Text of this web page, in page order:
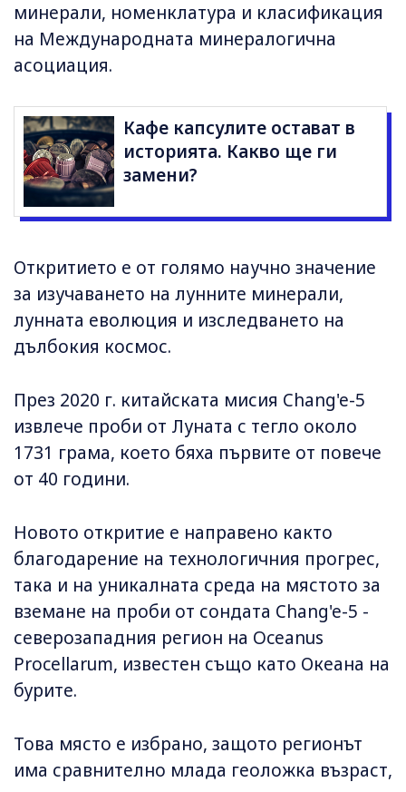
минерали, номенклатура и класификация
на Международната минералогична
асоциация.
Кафе капсулите остават в
историята. Какво ще ги
замени?
Откритието е от голямо научно значение
за изучаването на лунните минерали,
лунната еволюция и изследването на
дълбокия космос.
През 2020 г. китайската мисия Chang'e-5
извлече проби от Луната с тегло около
1731 грама, което бяха първите от повече
от 40 години.
Новото откритие е направено както
благодарение на технологичния прогрес,
така и на уникалната среда на мястото за
вземане на проби от сондата Chang'e-5 -
северозападния регион на Oceanus
Procellarum, известен също като Океана на
бурите.
Това място е избрано, защото регионът
има сравнително млада геоложка възраст,